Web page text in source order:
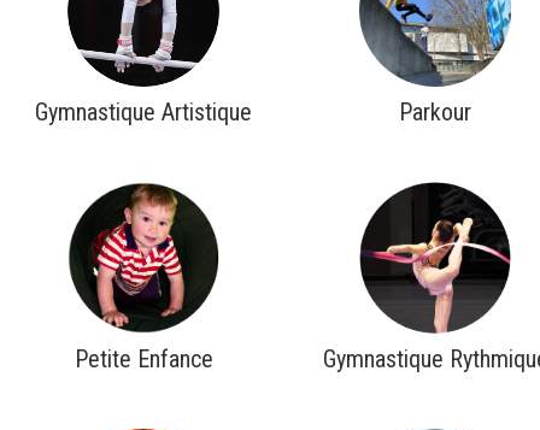
Gymnastique Artistique Parkour
Petite Enfance Gymnastique